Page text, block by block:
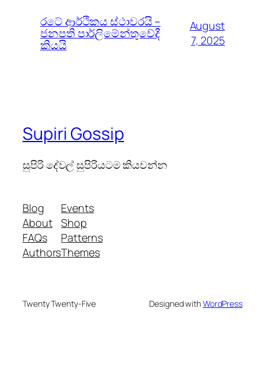
රටේ ආර්ථිකය ස්ථාවරයි –
ජනපති පාර්ලිමේන්තුවේදී
කියයි
August
7, 2025
Supiri Gossip
සුපිරි දේවල් සුපිරියටම කියවන්න
Blog
About
FAQs
Authors
Events
Shop
Patterns
Themes
Twenty Twenty-Five Designed withWordPress